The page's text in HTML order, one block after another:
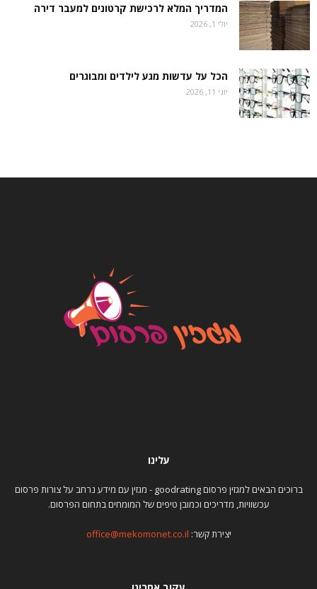
המדריך המלא לרכישת קרטונים למעבר דירה
יולי 1, 2026
הכל על עדשות מגע לילדים ומבוגרים
יוני 11, 2026
עלינו
ברוכים הבאים למגזין פרסום goodrating - מגזין עם מידע נרחב על צורות פרסום
עכשוויות, מדריכים וכמובן טיפים של המומחים בתחום הפרסום.
יצירת קשר: office@mekomonet.co.il